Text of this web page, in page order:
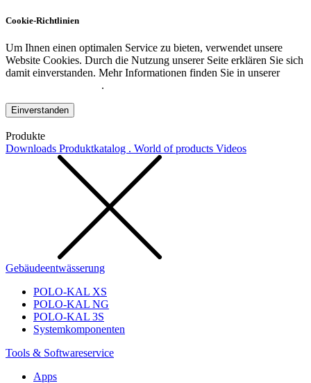
Cookie-Richtlinien
Um Ihnen einen optimalen Service zu bieten, verwendet unsere
Website Cookies. Durch die Nutzung unserer Seite erklären Sie sich
damit einverstanden. Mehr Informationen finden Sie in unserer
.
Einverstanden
Produkte
Downloads Produktkatalog . World of products Videos
Gebäudeentwässerung
POLO-KAL XS
POLO-KAL NG
POLO-KAL 3S
Systemkomponenten
Tools & Softwareservice
Apps